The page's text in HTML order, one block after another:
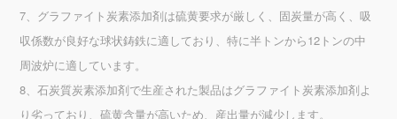
7、グラファイト炭素添加剤は硫黄要求が厳しく、固炭量が高く、吸
収係数が良好な球状鋳鉄に適しており、特に半トンから12トンの中
周波炉に適しています。
8、石炭質炭素添加剤で生産された製品はグラファイト炭素添加剤よ
り劣っており、硫黄含量が高いため、産出量が減少します。